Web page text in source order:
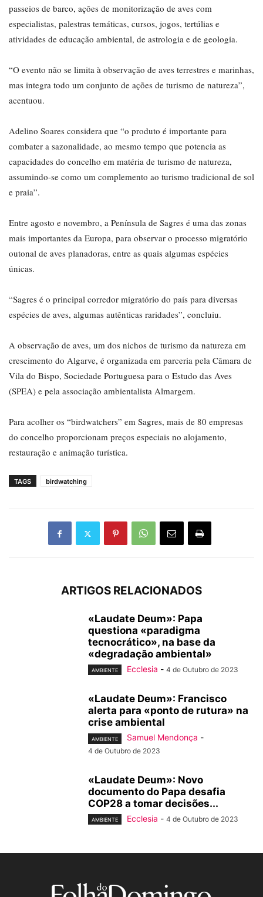
passeios de barco, ações de monitorização de aves com
especialistas, palestras temáticas, cursos, jogos, tertúlias e
atividades de educação ambiental, de astrologia e de geologia.
“O evento não se limita à observação de aves terrestres e marinhas,
mas integra todo um conjunto de ações de turismo de natureza”,
acentuou.
Adelino Soares considera que “o produto é importante para
combater a sazonalidade, ao mesmo tempo que potencia as
capacidades do concelho em matéria de turismo de natureza,
assumindo-se como um complemento ao turismo tradicional de sol
e praia”.
Entre agosto e novembro, a Península de Sagres é uma das zonas
mais importantes da Europa, para observar o processo migratório
outonal de aves planadoras, entre as quais algumas espécies
únicas.
“Sagres é o principal corredor migratório do país para diversas
espécies de aves, algumas autênticas raridades”, concluiu.
A observação de aves, um dos nichos de turismo da natureza em
crescimento do Algarve, é organizada em parceria pela Câmara de
Vila do Bispo, Sociedade Portuguesa para o Estudo das Aves
(SPEA) e pela associação ambientalista Almargem.
Para acolher os “birdwatchers” em Sagres, mais de 80 empresas
do concelho proporcionam preços especiais no alojamento,
restauração e animação turística.
TAGS birdwatching
ARTIGOS RELACIONADOS
«Laudate Deum»: Papa
questiona «paradigma
tecnocrático», na base da
«degradação ambiental»
AMBIENTE Ecclesia - 4 de Outubro de 2023
«Laudate Deum»: Francisco
alerta para «ponto de rutura» na
crise ambiental
AMBIENTE Samuel Mendonça -
4 de Outubro de 2023
«Laudate Deum»: Novo
documento do Papa desafia
COP28 a tomar decisões...
AMBIENTE Ecclesia - 4 de Outubro de 2023